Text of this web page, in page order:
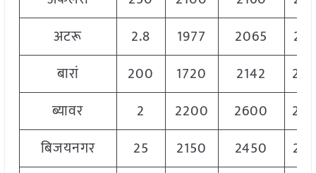
अटरू
2.8 1977 2065
बारां
200 1720 2142
ब्यावर
2 2200 2600
बिजयनगर
25 2150 2450